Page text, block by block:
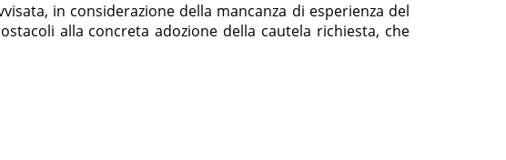
in considerazione della mancanza di esperienza del
alla concreta adozione della cautela richiesta, che